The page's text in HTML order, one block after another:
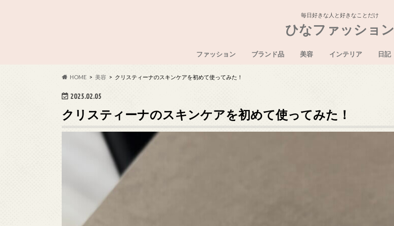
毎日好きな人と好きなことだけ
ひなファッション
ファッション ブランド品 美容 インテリア 日記
HOME 美容 クリスティーナのスキンケアを初めて使ってみた！
2025.02.05
クリスティーナのスキンケアを初めて使ってみた！